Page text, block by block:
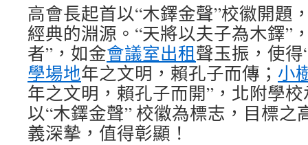
高會長起首以“木鐸金聲”校徽開題
經典的淵源。“天將以夫子為木鐸”
者”，如金會議室出租聲玉振，使
學場地年之文明，賴孔子而傳； 小
年之文明，賴孔子而開”，北附學
以“木鐸金聲” 校徽為標志，目標之
義深摯，值得彰顯！